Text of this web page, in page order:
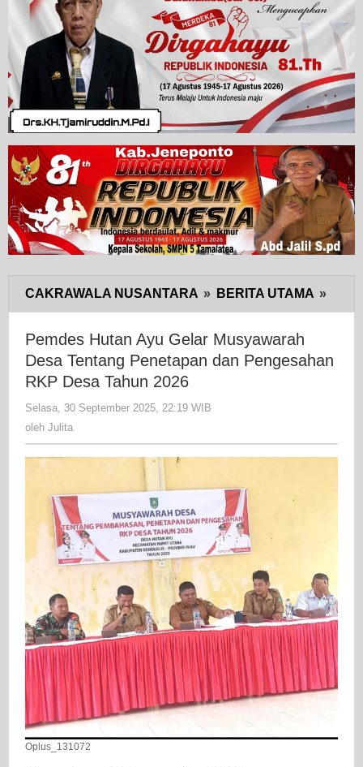
CAKRAWALA NUSANTARA » BERITA UTAMA »
dan
Pemdes Hutan Ayu Gelar Musyawarah
Desa Tentang Penetapan dan Pengesahan
RKP Desa Tahun 2026
Selasa, 30 September 2025, 22:19 WIB
oleh Julita
Oplus_131072